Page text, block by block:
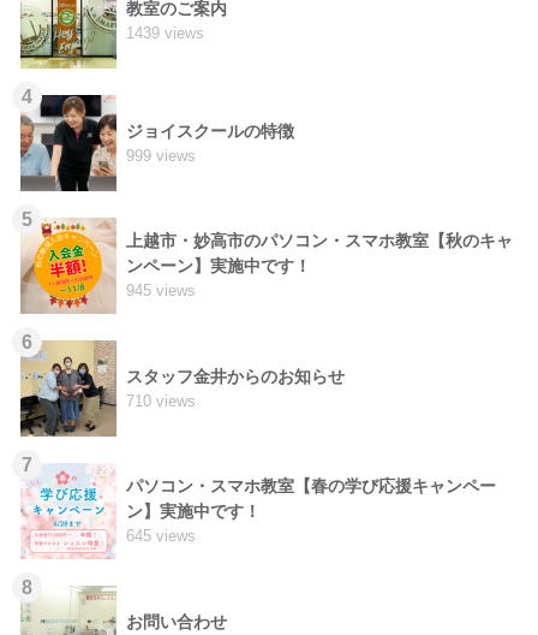
教室のご案内
1439 views
4
ジョイスクールの特徴
999 views
5
上越市・妙高市のパソコン・スマホ教室【秋のキャ
ンペーン】実施中です！
945 views
6
スタッフ金井からのお知らせ
710 views
7
パソコン・スマホ教室【春の学び応援キャンペー
ン】実施中です！
645 views
8
お問い合わせ